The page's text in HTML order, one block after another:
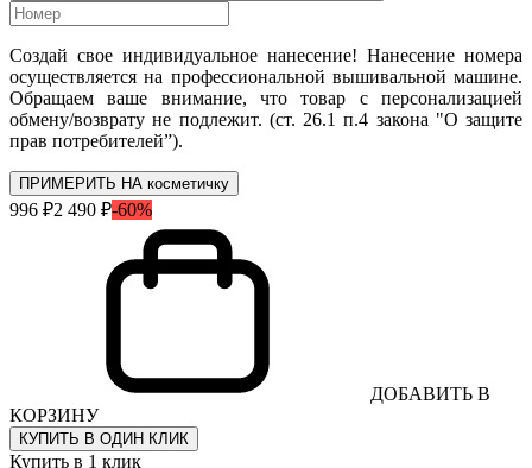
Создай свое индивидуальное нанесение! Нанесение номера
осуществляется на профессиональной вышивальной машине.
Обращаем ваше внимание, что товар с персонализацией
обмену/возврату не подлежит. (ст. 26.1 п.4 закона "О защите
прав потребителей”).
ПРИМЕРИТЬ НА косметичку
996 ₽2 490 ₽-60%
ДОБАВИТЬ В
КОРЗИНУ
КУПИТЬ В ОДИН КЛИК
Купить в 1 клик